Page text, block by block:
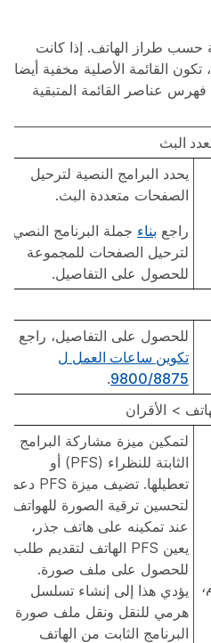
حسب طراز الهاتف. إذا كانت
القائمة الأصلية مخفية أيضا.
عناصر القائمة المتبقية
البث
يحدد البرامج النصية لترحيل
الصفحات متعددة البث.
راجع بناء جملة البرنامج النصي
لترحيل الصفحات للمجموعة
للحصول على التفاصيل.
للحصول على التفاصيل، راجع
تكوين ساعات العمل ل
9800/8875
.
> الأقران
لتمكين ميزة مشاركة البرامج
الثابتة للنظراء (PFS) أو
تعطيلها. تضيف ميزة PFS دعما
لتحسين ترقية الصورة للهواتف.
عند تمكينه على هاتف جذر،
يعين PFS الهاتف لتقديم طلب
للحصول على ملف صورة.
يؤدي هذا إلى إنشاء تسلسل
هرمي للنقل ونقل ملف صورة
البرنامج الثابت من الهاتف